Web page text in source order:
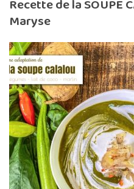
Recette de la SOUPE
Maryse